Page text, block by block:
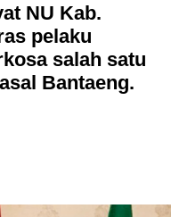
NU Kab.
pelaku
salah satu
Bantaeng.